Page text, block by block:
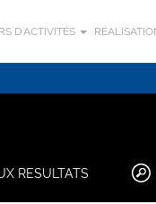
D'ACTIVITÉS
RESULTATS